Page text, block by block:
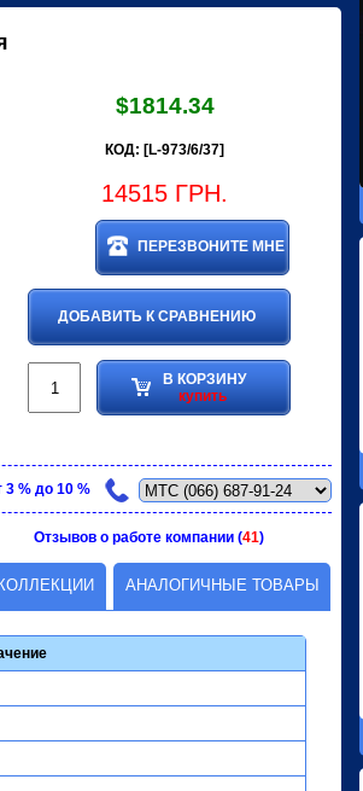
$1814.34
КОД: [L-973/6/37]
14515 ГРН.
ДОБАВИТЬ К СРАВНЕНИЮ
ПЕРЕЗВОНИТЕ МНЕ
В КОРЗИНУ
купить
3 % до 10 %
Отзывов о работе компании (41)
АНАЛОГИЧНЫЕ ТОВАРЫ